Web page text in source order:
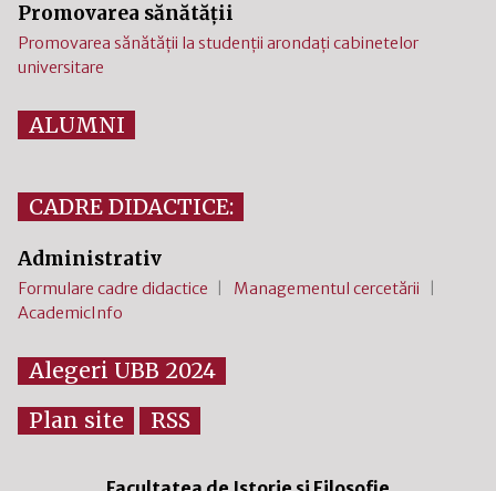
Promovarea sănătății
Promovarea sănătății la studenții arondați cabinetelor
universitare
ALUMNI
CADRE DIDACTICE:
Administrativ
Formulare cadre didactice
Managementul cercetării
AcademicInfo
Alegeri UBB 2024
Plan site
RSS